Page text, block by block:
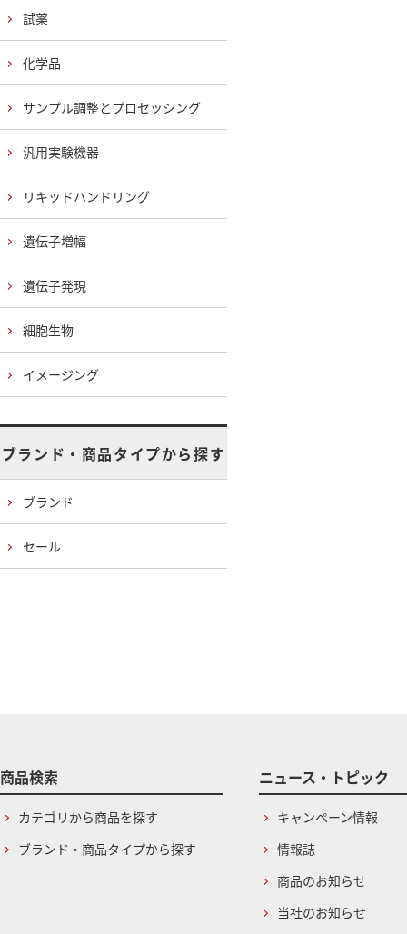
試薬
化学品
サンプル調整とプロセッシング
汎用実験機器
リキッドハンドリング
遺伝子増幅
遺伝子発現
細胞生物
イメージング
ブランド・商品タイプから探す
ブランド
セール
商品検索
カテゴリから商品を探す
ブランド・商品タイプから探す
ニュース・トピック
キャンペーン情報
情報誌
商品のお知らせ
当社のお知らせ